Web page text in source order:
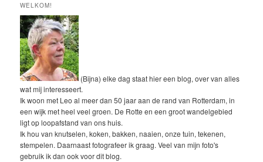
WELKOM!
(Bijna) elke dag staat hier een blog, over van alles
wat mij interesseert.
Ik woon met Leo al meer dan 50 jaar aan de rand van Rotterdam, in
een wijk met heel veel groen. De Rotte en een groot wandelgebied
ligt op loopafstand van ons huis.
Ik hou van knutselen, koken, bakken, naaien, onze tuin, tekenen,
stempelen. Daarnaast fotografeer ik graag. Veel van mijn foto's
gebruik ik dan ook voor dit blog.